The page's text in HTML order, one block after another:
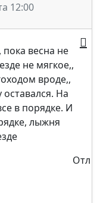
12:00
пока весна не
не мягкое,,
вроде,,
На
в порядке. И
лыжня
Отл